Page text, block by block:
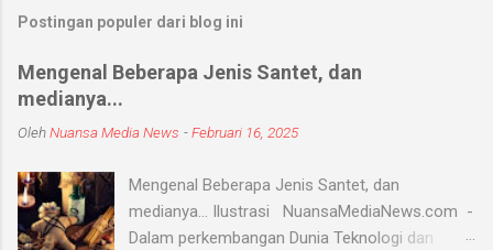
Postingan populer dari blog ini
Mengenal Beberapa Jenis Santet, dan
medianya...
OlehNuansa Media News -Februari 16, 2025
Mengenal Beberapa Jenis Santet, dan
medianya... Ilustrasi NuansaMediaNews.com -
Dalam perkembangan Dunia Teknologi dan